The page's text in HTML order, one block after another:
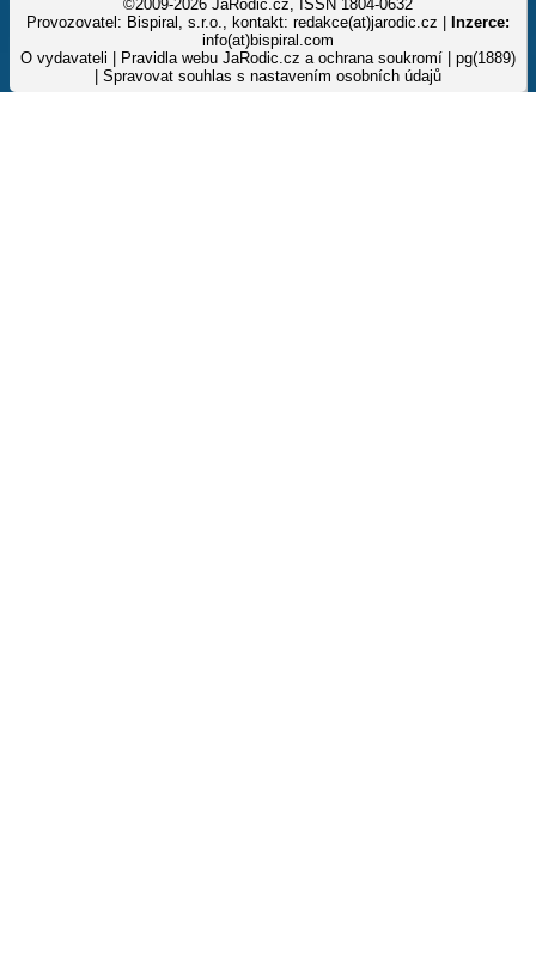
©2009-2026 JaRodic.cz, ISSN 1804-0632
Provozovatel: Bispiral, s.r.o., kontakt: redakce(at)jarodic.cz |
Inzerce:
info(at)bispiral.com
O vydavateli
Pravidla webu JaRodic.cz a ochrana soukromí | pg(1889)
Spravovat souhlas s nastavením osobních údajů